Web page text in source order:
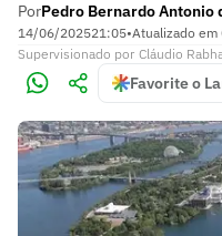
PorPedro Bernardo Antonio
14/06/202521:05•Atualizado em
Supervisionado por Cláudio
Favorite o